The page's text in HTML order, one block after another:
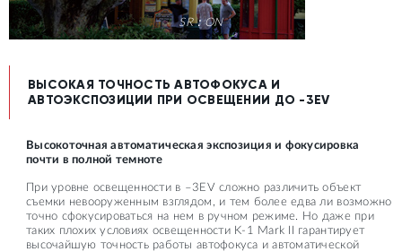
SR：ON
ВЫСОКАЯ ТОЧНОСТЬ АВТОФОКУСА И
АВТОЭКСПОЗИЦИИ ПРИ ОСВЕЩЕНИИ ДО -3EV
Высокоточная автоматическая экспозиция и фокусировка
почти в полной темноте
При уровне освещенности в –3EV сложно различить объект
съемки невооруженным взглядом, и тем более едва ли возможно
точно сфокусироваться на нем в ручном режиме. Но даже при
таких плохих условиях освещенности K-1 Mark II гарантирует
высочайшую точность работы автофокуса и автоматической